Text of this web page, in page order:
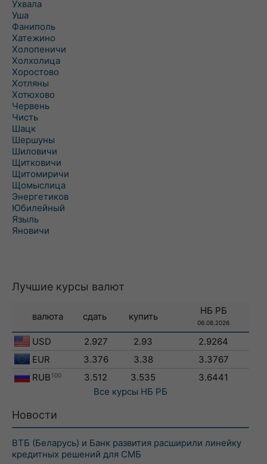
Ухвала
Уша
Фаниполь
Хатежино
Холопеничи
Холхолица
Хоростово
Хотляны
Хотюхово
Червень
Чисть
Шацк
Шершуны
Шиловичи
Щитковичи
Щитомиричи
Щомыслица
Энергетиков
Юбилейный
Языль
Яновичи
Лучшие курсы валют
валюта сдать купить
НБ РБ
06.08.2026
USD 2.927 2.93
2.9264
EUR
3.376 3.38
3.3767
RUB 100 3.512 3.535
3.6441
Все курсы НБ РБ
Новости
ВТБ (Беларусь) и Банк развития расширили линейку
кредитных решений для СМБ